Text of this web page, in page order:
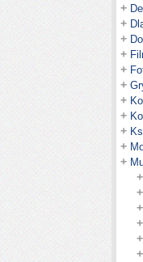
+
+
+
+
+
+
+
+
+
+
+
+
+
+
+
+
+